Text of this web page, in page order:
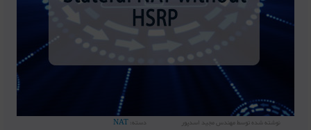
نوشته شده توسطمهندس مجید اسدپور دسته:NAT